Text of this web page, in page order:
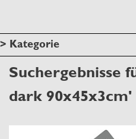
> Kategorie
Suchergebnisse
dark 90x45x3cm'